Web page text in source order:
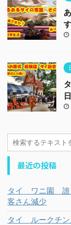
最近の投稿
タイ ワニ園 誰
客さん減少
タイ ルークチ